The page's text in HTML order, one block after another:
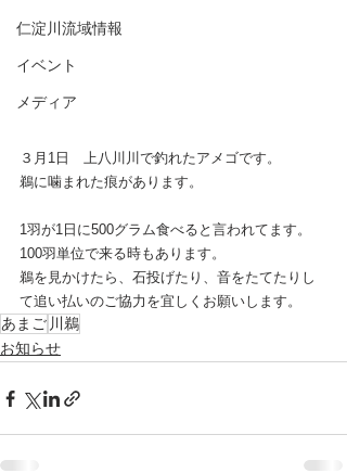
仁淀川流域情報
イベント
メディア
３月1日　上八川川で釣れたアメゴです。
鵜に噛まれた痕があります。
1羽が1日に500グラム食べると言われてます。
100羽単位で来る時もあります。
鵜を見かけたら、石投げたり、音をたてたりし
て追い払いのご協力を宜しくお願いします。
あまご 川鵜
お知らせ